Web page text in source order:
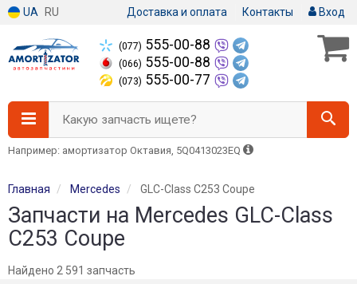
UA RU Доставка и оплата Контакты Вход
(077) 555-00-88
(066) 555-00-88
(073) 555-00-77
Какую запчасть ищете?
Например: амортизатор Октавия, 5Q0413023EQ
Главная Mercedes GLC-Class C253 Coupe
Запчасти на Mercedes GLC-Class
C253 Coupe
Найдено 2 591 запчасть